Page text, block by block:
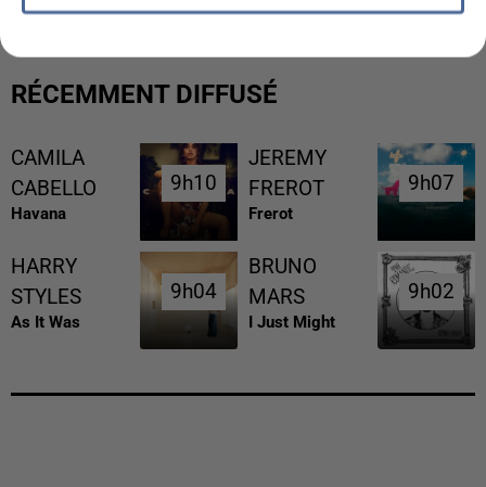
RÉCEMMENT DIFFUSÉ
CAMILA
CABELLO
Havana
9h10
9h10
JEREMY
FREROT
Frerot
9h07
9h07
HARRY
STYLES
As It Was
9h04
9h04
BRUNO
MARS
I Just Might
9h02
9h02